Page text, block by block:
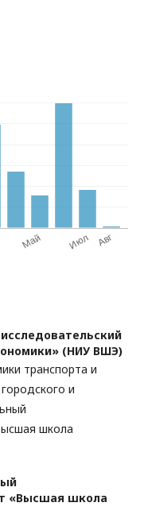
(НИУ ВШЭ)
транспорта и
и
школа
«Высшая школа